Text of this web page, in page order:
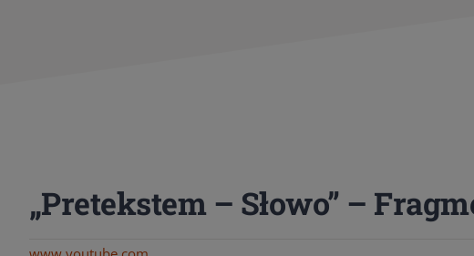
„Pretekstem – Słowo” –